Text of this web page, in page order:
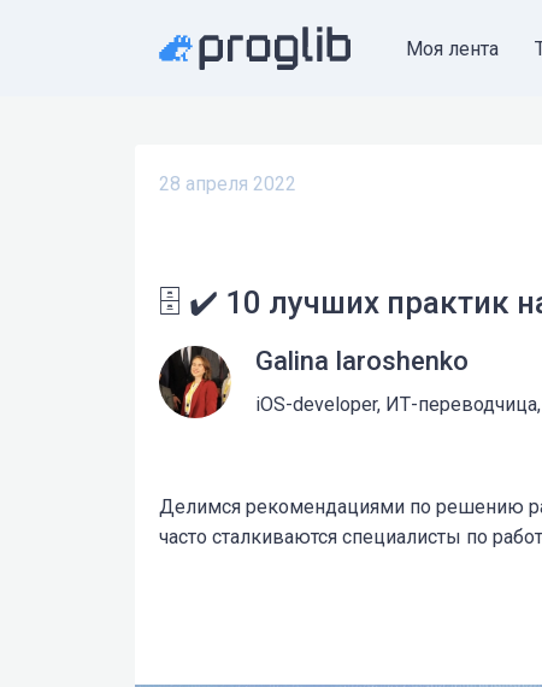
Моя лента
28 апреля 2022
🗄️ ✔️ 10 лучших практик
Galina Iaroshenko
iOS-developer, ИТ-
Делимся рекомендациями по решению
часто сталкиваются специалисты по